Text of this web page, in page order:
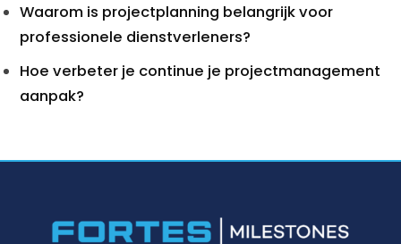
Waarom is projectplanning belangrijk voor
professionele dienstverleners?
Hoe verbeter je continue je projectmanagement
aanpak?